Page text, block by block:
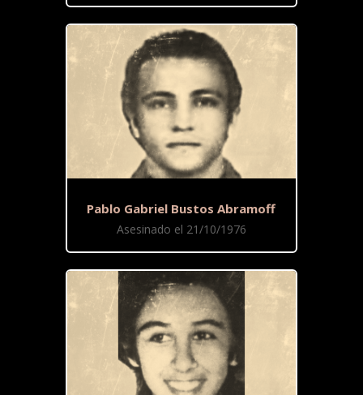
Pablo Gabriel Bustos Abramoff
Asesinado el 21/10/1976